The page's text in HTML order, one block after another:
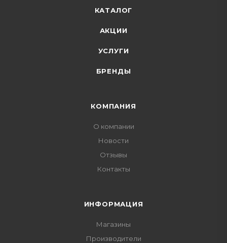
КАТАЛОГ
АКЦИИ
УСЛУГИ
БРЕНДЫ
КОМПАНИЯ
О компании
Новости
Отзывы
Контакты
ИНФОРМАЦИЯ
Магазины
Производители